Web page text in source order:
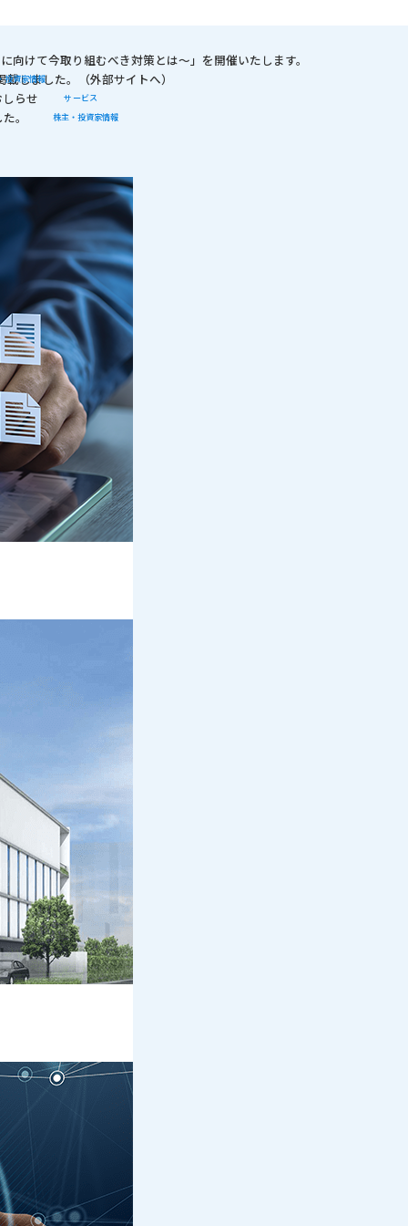
けて今取り組むべき対策とは～​」を開催いたします。
投資家情報
しました。（外部サイトへ）
サービス
らせ
株主・投資家情報
。